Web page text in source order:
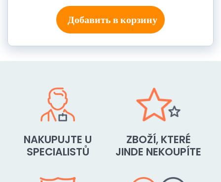
Добавить в корзину
NAKUPUJTE U
SPECIALISTŮ
ZBOŽÍ, KTERÉ
JINDE NEKOUPÍTE